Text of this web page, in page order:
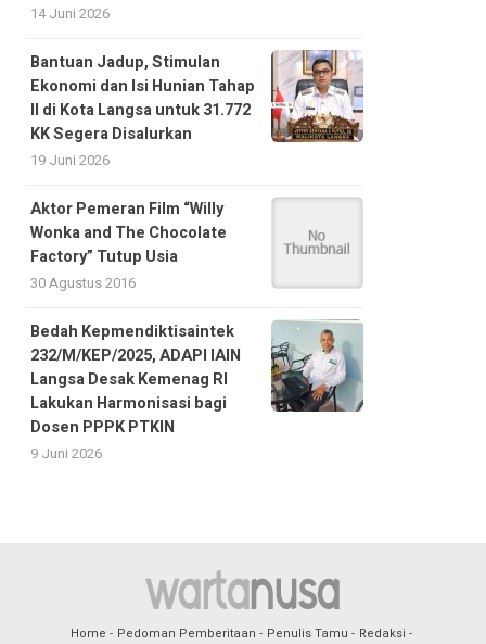
14 Juni 2026
Bantuan Jadup, Stimulan
Ekonomi dan Isi Hunian Tahap
II di Kota Langsa untuk 31.772
KK Segera Disalurkan
19 Juni 2026
Aktor Pemeran Film “Willy
Wonka and The Chocolate
Factory” Tutup Usia
30 Agustus 2016
Bedah Kepmendiktisaintek
232/M/KEP/2025, ADAPI IAIN
Langsa Desak Kemenag RI
Lakukan Harmonisasi bagi
Dosen PPPK PTKIN
9 Juni 2026
Home Pedoman Pemberitaan Penulis Tamu Redaksi